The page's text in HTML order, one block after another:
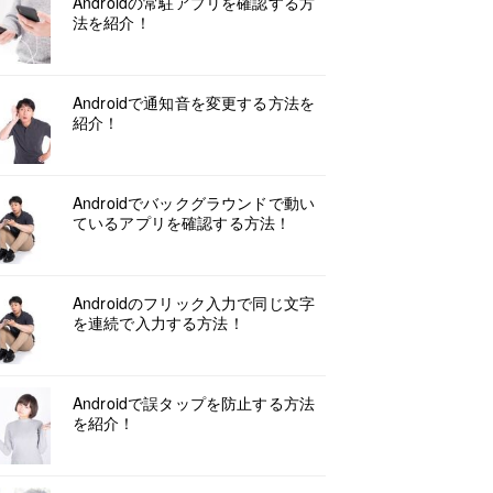
法を紹介！
Androidで通知音を変更する方法を
紹介！
Androidでバックグラウンドで動い
ているアプリを確認する方法！
Androidのフリック入力で同じ文字
を連続で入力する方法！
Androidで誤タップを防止する方法
を紹介！